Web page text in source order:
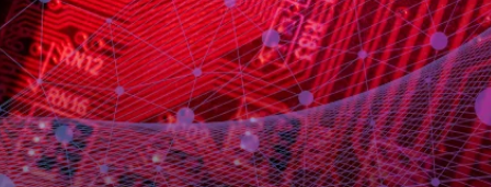
Agile
ACCA - Master’s Degree in
Finance and Accounting - SGH
MSSF w praktyce – studia
podyplomowe
International Finance – studia
Accounting Explained:
Nieoczywiste przypadki
księgowe
Kawa z Ekspertem
People&Culture – podręczny